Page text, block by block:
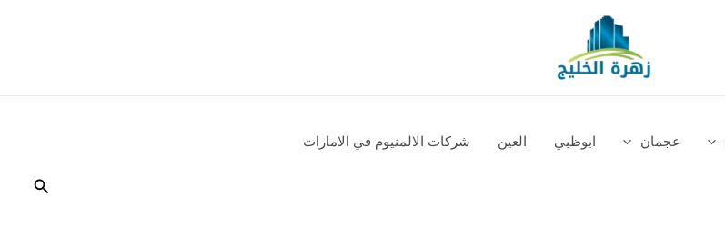
عجمان ابوظبي العين شركات الالمنيوم في الامارات
البحث